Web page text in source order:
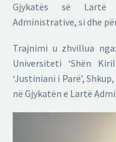
Gjykatës së Lartë
Administrative, si dhe
Trajnimi u zhvillua
Universiteti ‘Shën
‘Justiniani i Parë’,
në Gjykatën e Lartë